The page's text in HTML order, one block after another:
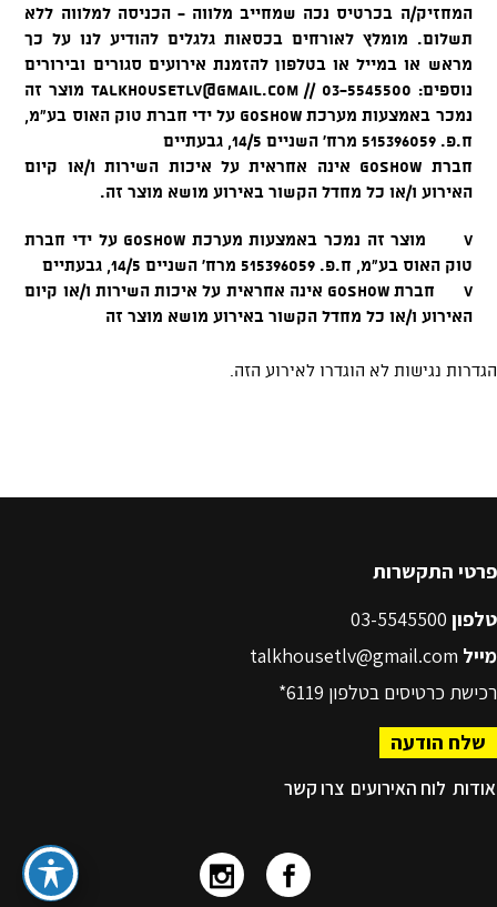
פרטי התקשרות
טלפון
מייל talkhousetlv@gmail.com
רכישת כרטיסים בטלפון 6119*
שלח הודעה
אודות לוח האירועים צרו קשר